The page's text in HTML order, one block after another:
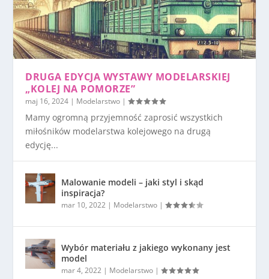
DRUGA EDYCJA WYSTAWY MODELARSKIEJ
„KOLEJ NA POMORZE”
maj 16, 2024 | Modelarstwo |
Mamy ogromną przyjemność zaprosić wszystkich
miłośników modelarstwa kolejowego na drugą
edycję...
Malowanie modeli – jaki styl i skąd
inspiracja?
mar 10, 2022 | Modelarstwo |
Wybór materiału z jakiego wykonany jest
model
mar 4, 2022 | Modelarstwo |